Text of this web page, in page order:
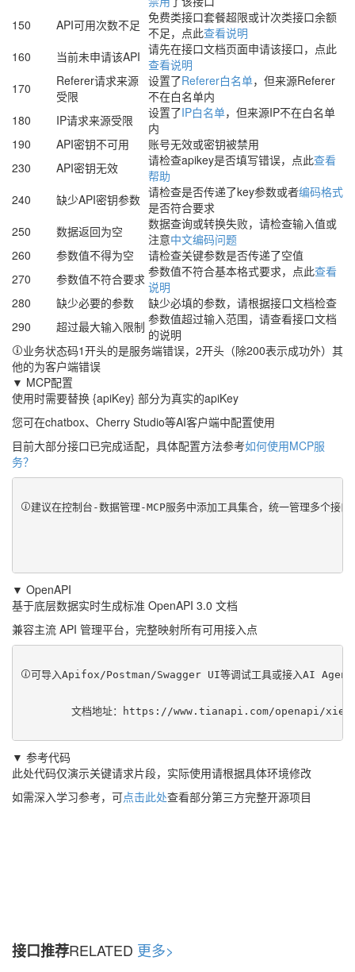
150
API可用次数不足 免费类接口套餐超限或计次类接口余额
不足，点此查看说明
160
当前未申请该API 请先在接口文档页面申请该接口，点此
查看说明
170
Referer请求来源
受限
设置了Referer白名单，但来源Referer
不在白名单内
180
IP请求来源受限 设置了IP白名单，但来源IP不在白名单
内
190
API密钥不可用
账号无效或密钥被禁用
230
API密钥无效 请检查apikey是否填写错误，点此查看
帮助
240
缺少API密钥参数 请检查是否传递了key参数或者编码格式
是否符合要求
250
数据返回为空
数据查询或转换失败，请检查输入值或
注意中文编码问题
260
参数值不得为空
请检查关键参数是否传递了空值
270
参数值不符合要求 参数值不符合基本格式要求，点此查看
说明
280
缺少必要的参数
缺少必填的参数，请根据接口文档检查
290
超过最大输入限制 参数值超过输入范围，请查看接口文档
的说明
业务状态码1开头的是服务端错误，2开头（除200表示成功外）其
他的为客户端错误
▼ MCP配置
使用时需要替换 {apiKey} 部分为真实的apiKey
您可在chatbox、Cherry Studio等AI客户端中配置使用
目前大部分接口已完成适配，具体配置方法参考如何使用MCP服
务？
建议在控制台-数据管理-MCP服务中添加工具集合，统一管理多个接口
▼ OpenAPI
基于底层数据实时生成标准 OpenAPI 3.0 文档
兼容主流 API 管理平台，完整映射所有可用接入点
可导入Apifox/Postman/Swagger UI等调试工具或接入AI Agent
	文档地址：
https://www.tianapi.com/openapi/
▼ 参考代码
此处代码仅演示关键请求片段，实际使用请根据具体环境修改
如需深入学习参考，可点击此处查看部分第三方完整开源项目
接口推荐RELATED 更多>